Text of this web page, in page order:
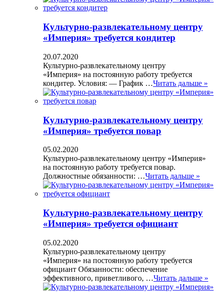
Культурно-развлекательному центру
«Империя» требуется кондитер
20.07.2020
Культурно-развлекательному центру
«Империя» на постоянную работу требуется
кондитер. Условия: — График …Читать дальше »
Культурно-развлекательному центру
«Империя» требуется повар
05.02.2020
Культурно-развлекательному центру «Империя»
на постоянную работу требуется повар.
Должностные обязанности: …Читать дальше »
Культурно-развлекательному центру
«Империя» требуется официант
05.02.2020
Культурно-развлекательному центру
«Империя» на постоянную работу требуется
официант Обязанности: обеспечение
эффективного, приветливого, …Читать дальше »